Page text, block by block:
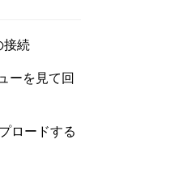
接続
ーを見て回
ロードする